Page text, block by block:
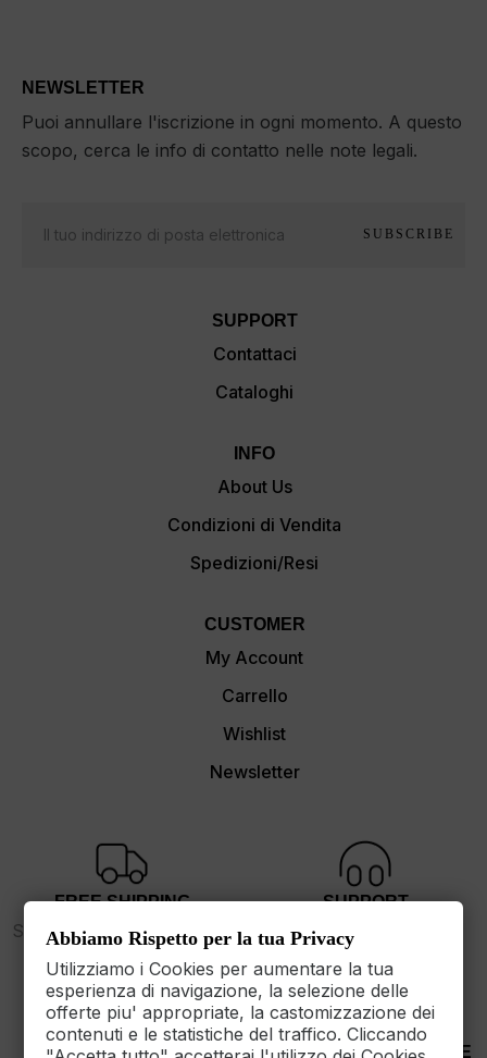
NEWSLETTER
Puoi annullare l'iscrizione in ogni momento. A questo
scopo, cerca le info di contatto nelle note legali.
SUBSCRIBE
SUPPORT
Contattaci
Cataloghi
INFO
About Us
Condizioni di Vendita
Spedizioni/Resi
CUSTOMER
My Account
Carrello
Wishlist
Newsletter
FREE SHIPPING
Spedizione gratuita sopra i
89€
SUPPORT
dalle 9 alle 17
30 DAYS RETURN 100% PAYMENT SECURE
Abbiamo Rispetto per la tua Privacy
Utilizziamo i Cookies per aumentare la tua
esperienza di navigazione, la selezione delle
offerte piu' appropriate, la castomizzazione dei
contenuti e le statistiche del traffico. Cliccando